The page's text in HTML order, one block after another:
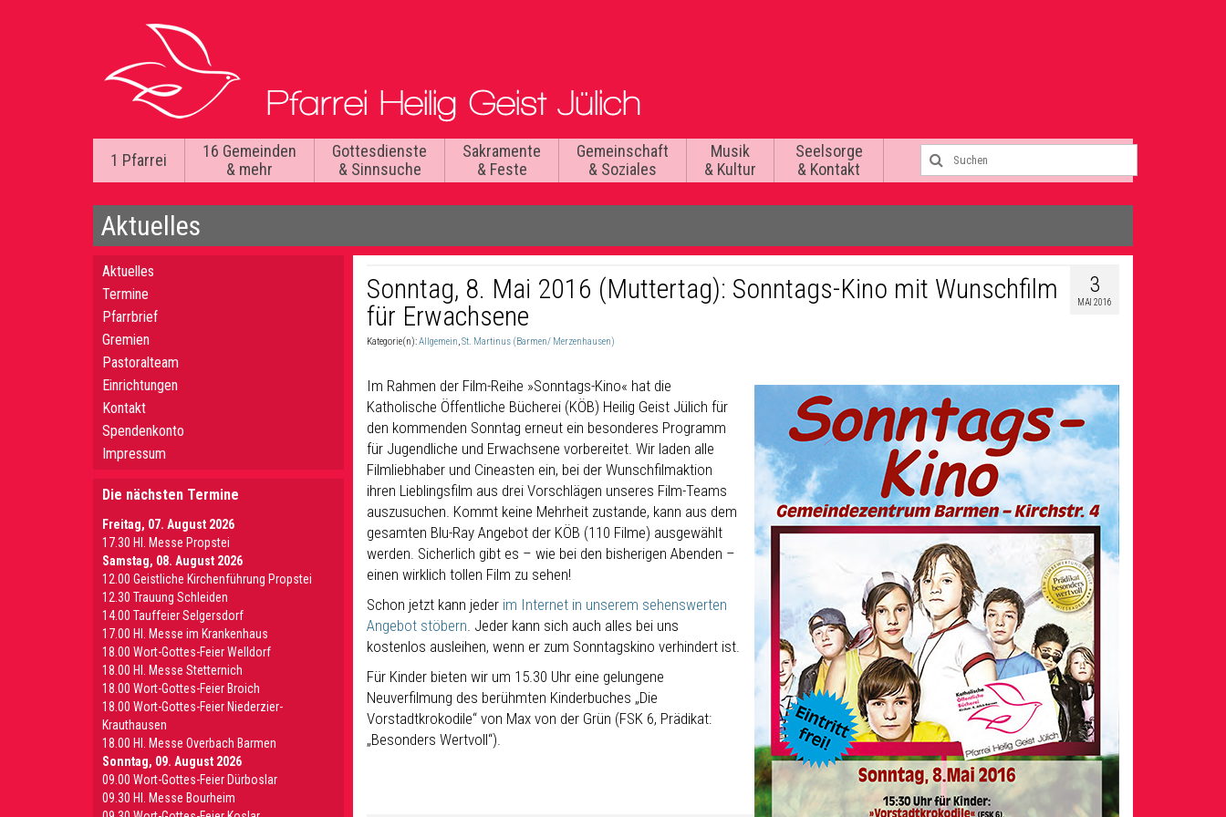
1 Pfarrei
16 Gemeinden
& mehr
Gottesdienste
& Sinnsuche
Sakramente
& Feste
Gemeinschaft
& Soziales
Musik
& Kultur
Seelsorge
& Kontakt
Aktuelles
3
MAI 2016
Sonntag, 8. Mai 2016 (Muttertag): Sonntags-Kino mit Wunschfilm
für Erwachsene
Kategorie(n):Allgemein,St. Martinus (Barmen/ Merzenhausen)
Im Rahmen der Film-Reihe »Sonntags-Kino« hat die
Katholische Öffentliche Bücherei (KÖB) Heilig Geist Jülich für
den kommenden Sonntag erneut ein besonderes Programm
für Jugendliche und Erwachsene vorbereitet. Wir laden alle
Filmliebhaber und Cineasten ein, bei der Wunschfilmaktion
ihren Lieblingsfilm aus drei Vorschlägen unseres Film-Teams
auszusuchen. Kommt keine Mehrheit zustande, kann aus dem
gesamten Blu-Ray Angebot der KÖB (110 Filme) ausgewählt
werden. Sicherlich gibt es – wie bei den bisherigen Abenden –
einen wirklich tollen Film zu sehen!
Schon jetzt kann jeder im Internet in unserem sehenswerten
Angebot stöbern. Jeder kann sich auch alles bei uns
kostenlos ausleihen, wenn er zum Sonntagskino verhindert ist.
Für Kinder bieten wir um 15.30 Uhr eine gelungene
Neuverfilmung des berühmten Kinderbuches „Die
Vorstadtkrokodile“ von Max von der Grün (FSK 6, Prädikat:
„Besonders Wertvoll“).
Aktuelles
Termine
Pfarrbrief
Gremien
Pastoralteam
Einrichtungen
Kontakt
Spendenkonto
Impressum
Die nächsten Termine
Freitag, 07. August 2026
17.30 Hl. Messe Propstei
Samstag, 08. August 2026
12.00 Geistliche Kirchenführung Propstei
12.30 Trauung Schleiden
14.00 Tauffeier Selgersdorf
17.00 Hl. Messe im Krankenhaus
18.00 Wort-Gottes-Feier Welldorf
18.00 Hl. Messe Stetternich
18.00 Wort-Gottes-Feier Broich
18.00 Wort-Gottes-Feier Niederzier-
Krauthausen
18.00 Hl. Messe Overbach Barmen
Sonntag, 09. August 2026
09.00 Wort-Gottes-Feier Dürboslar
09.30 HI. Messe Bourheim